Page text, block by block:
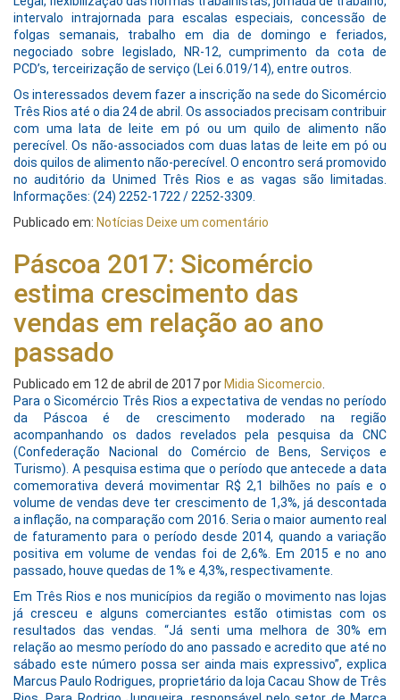
intervalo intrajornada para escalas especiais, concessão de
folgas semanais, trabalho em dia de domingo e feriados,
negociado sobre legislado, NR-12, cumprimento da cota de
PCD’s, terceirização de serviço (Lei 6.019/14), entre outros.
Os interessados devem fazer a inscrição na sede do Sicomércio
Três Rios até o dia 24 de abril. Os associados precisam contribuir
com uma lata de leite em pó ou um quilo de alimento não
perecível. Os não-associados com duas latas de leite em pó ou
dois quilos de alimento não-perecível. O encontro será promovido
no auditório da Unimed Três Rios e as vagas são limitadas.
Informações: (24) 2252-1722 / 2252-3309.
Publicado em: Notícias Deixe um comentário
Páscoa 2017: Sicomércio
estima crescimento das
vendas em relação ao ano
passado
Publicado em 12 de abril de 2017por Midia Sicomercio
Para o Sicomércio Três Rios a expectativa de vendas no período
da Páscoa é de crescimento moderado na região
acompanhando os dados revelados pela pesquisa da CNC
(Confederação Nacional do Comércio de Bens, Serviços e
Turismo). A pesquisa estima que o período que antecede a data
comemorativa deverá movimentar R$ 2,1 bilhões no país e o
volume de vendas deve ter crescimento de 1,3%, já descontada
a inflação, na comparação com 2016. Seria o maior aumento real
de faturamento para o período desde 2014, quando a variação
positiva em volume de vendas foi de 2,6%. Em 2015 e no ano
passado, houve quedas de 1% e 4,3%, respectivamente.
Em Três Rios e nos municípios da região o movimento nas lojas
já cresceu e alguns comerciantes estão otimistas com os
resultados das vendas. “Já senti uma melhora de 30% em
relação ao mesmo período do ano passado e acredito que até no
sábado este número possa ser ainda mais expressivo”, explica
Marcus Paulo Rodrigues, proprietário da loja Cacau Show de Três